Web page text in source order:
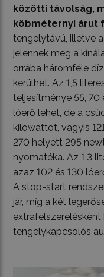
közötti távolság,
köbméternyi árut
tengelytávú, illetve
jelennek meg a
orrába háromféle
kerülhet. Az 1,5
teljesítménye 55, 70
lóerő lehet, de a
kilowattot, vagyis
270 helyett 295
nyomatéka. Az 1,3
azaz 102 és 130
A stop-start
jár, míg a két
tengelykapcsolós